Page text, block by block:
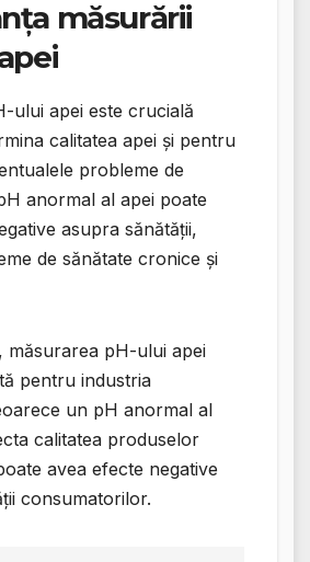
măsurării
ului apei este crucială
calitatea apei și pentru
probleme de
anormal al apei poate
asupra sănătății,
de sănătate cronice și
măsurarea pH-ului apei
pentru industria
un pH anormal al
calitatea produselor
avea efecte negative
consumatorilor.